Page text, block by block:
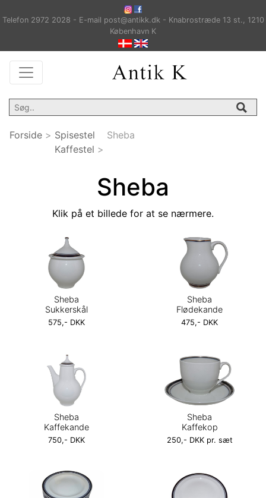
Telefon 2972 2028 - E-mail post@antikk.dk - Knabrostræde 13 st., 1210
København K
Forside > Spisestel
Kaffestel >
Sheba
Sheba
Klik på et billede for at se nærmere.
Sheba
Sukkerskål
575,- DKK
Sheba
Flødekande
475,- DKK
Sheba
Kaffekande
750,- DKK
Sheba
Kaffekop
250,- DKK pr. sæt